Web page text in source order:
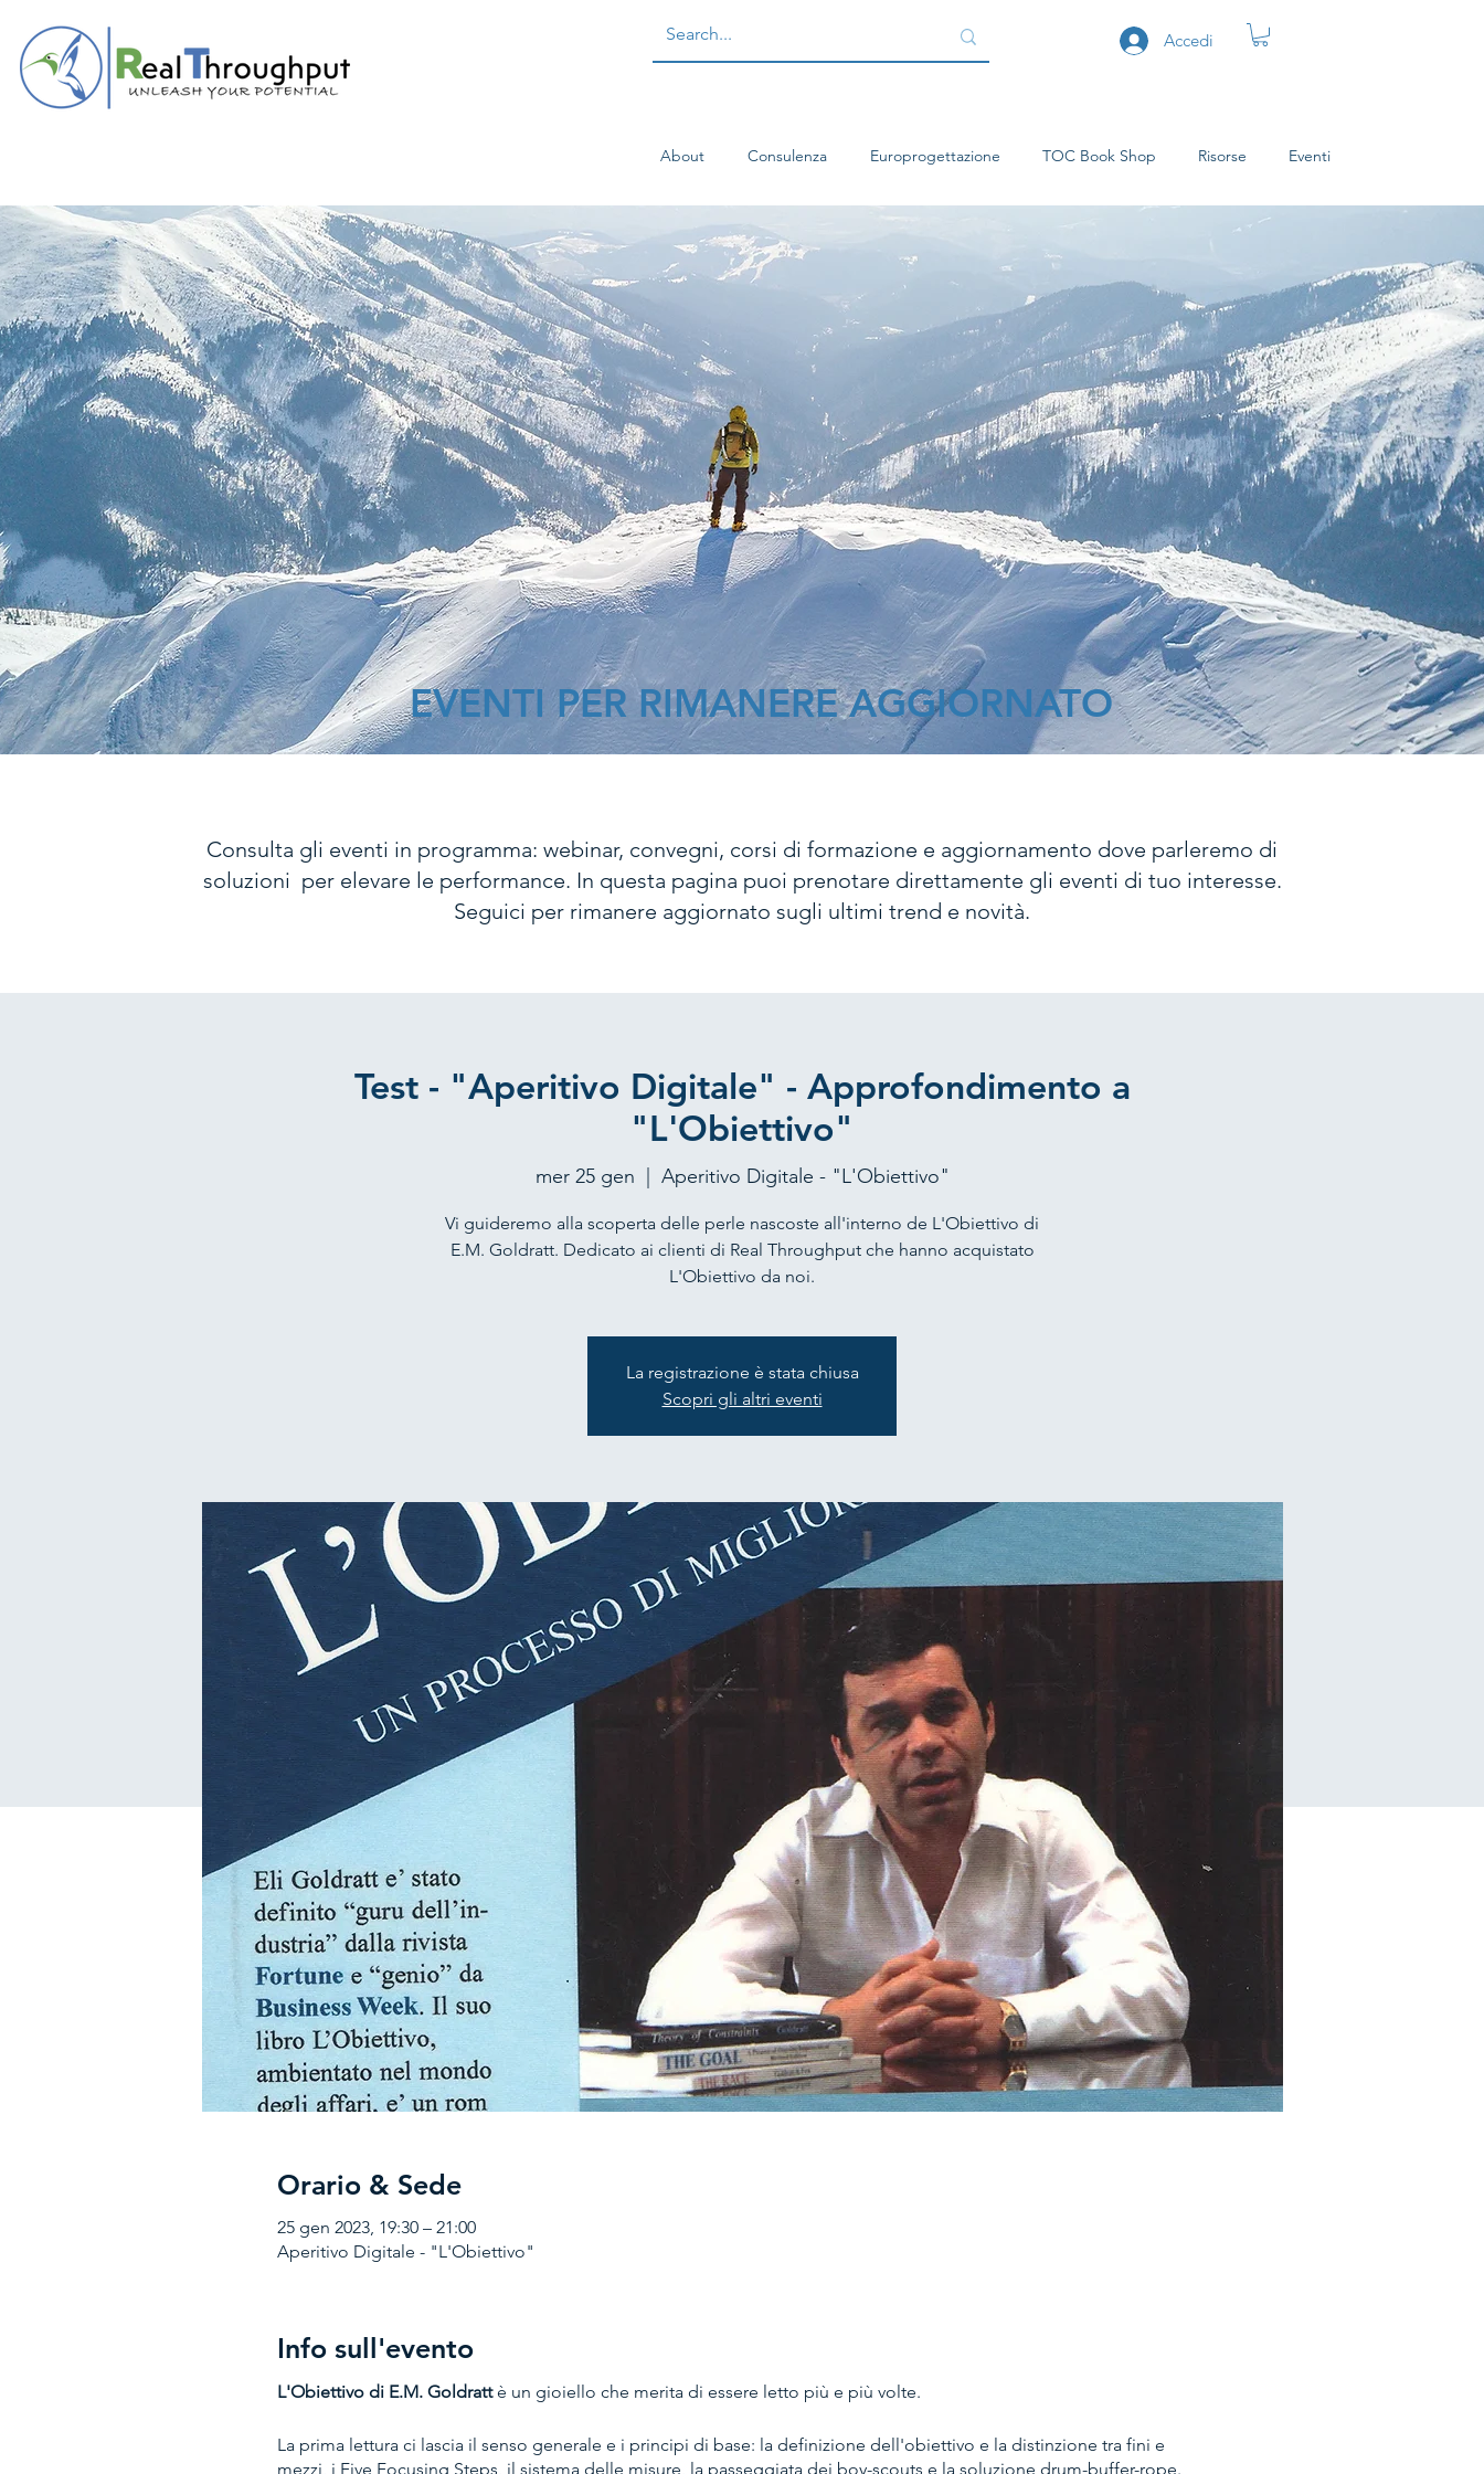
Accedi
About Consulenza Europrogettazione TOC Book Shop Risorse Eventi
EVENTI PER RIMANERE AGGIORNATO
Consulta gli eventi in programma: webinar, convegni, corsi di formazione e aggiornamento dove parleremo di
soluzioni per elevare le performance. In questa pagina puoi prenotare direttamente gli eventi di tuo interesse.
Seguici per rimanere aggiornato sugli ultimi trend e novità.
Test - "Aperitivo Digitale" - Approfondimento a
"L'Obiettivo"
mer 25 gen Aperitivo Digitale - "L'Obiettivo"
Vi guideremo alla scoperta delle perle nascoste all'interno de L'Obiettivo di
E.M. Goldratt. Dedicato ai clienti di Real Throughput che hanno acquistato
L'Obiettivo da noi.
La registrazione è stata chiusa
Scopri gli altri eventi
Orario & Sede
25 gen 2023, 19:30 – 21:00
Aperitivo Digitale - "L'Obiettivo"
Info sull'evento
L'Obiettivo di E.M. Goldrattè un gioiello che merita di essere letto più e più volte.
La prima lettura ci lascia il senso generale e i principi di base: la definizione dell'obiettivo e la distinzione tra fini e
mezzi, i Five Focusing Steps, il sistema delle misure, la passeggiata dei boy-scouts e la soluzione drum-buffer-rope.